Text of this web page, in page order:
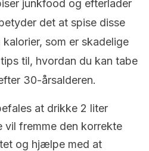
junkfood og efterlader
det at spise disse
som er skadelige
til, hvordan du kan tabe
30-årsalderen.
at drikke 2 liter
vil fremme den korrekte
og hjælpe med at